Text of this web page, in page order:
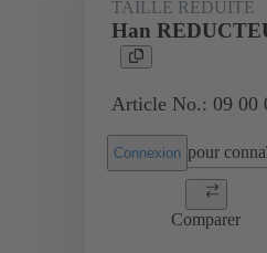
TAILLE RÉDUITE
Han
Article No.: 09 00
Connexion pour
Comparer